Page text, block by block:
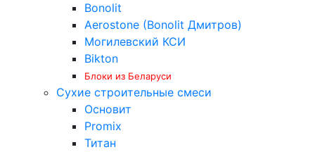
Bonolit
Aerostone (Bonolit Дмитров)
Могилевский КСИ
Bikton
Блоки из Беларуси
Сухие строительные смеси
Основит
Promix
Титан